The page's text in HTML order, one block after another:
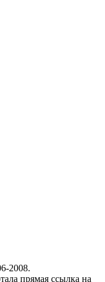
2008.
прямая ссылка на